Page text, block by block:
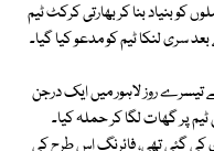
2008کے ممبئی حملوں کو بنیاد بنا کر بھارتی کرکٹ ٹیم
سری لنکا ٹیم کو مدعو کیا گیا۔
کے تیسرے روز لاہور میں ایک درجن
پر گھات لگا کر حملہ کیا۔
گئی تھی، فائرنگ اس طرح کی